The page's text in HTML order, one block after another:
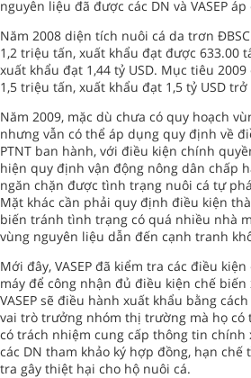
nguyên liệu đã được các DN và VASEP
Năm 2008 diện tích nuôi cá da trơn
1,2 triệu tấn, xuất khẩu đạt được 633.00
xuất khẩu đạt 1,44 tỷ USD. Mục tiêu
1,5 triệu tấn, xuất khẩu đạt 1,5 tỷ USD trở
Năm 2009, mặc dù chưa có quy hoạch
nhưng vẫn có thể áp dụng quy định về
PTNT ban hành, với điều kiện chính
hiện quy định vận động nông dân chấp
ngăn chặn được tình trạng nuôi cá tự
Mặt khác cần phải quy định điều kiện
biến tránh tình trạng có quá nhiều nhà
vùng nguyên liệu dẫn đến cạnh tranh
Mới đây, VASEP đã kiểm tra các điều
máy để công nhận đủ điều kiện chế biến
VASEP sẽ điều hành xuất khẩu bằng
vai trò trưởng nhóm thị trường mà họ có
có trách nhiệm cung cấp thông tin chính
các DN tham khảo ký hợp đồng, hạn
tra gây thiệt hại cho hộ nuôi cá.